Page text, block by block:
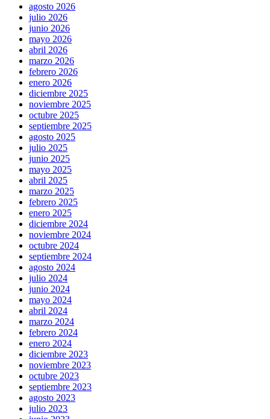
agosto 2026
julio 2026
junio 2026
mayo 2026
abril 2026
marzo 2026
febrero 2026
enero 2026
diciembre 2025
noviembre 2025
octubre 2025
septiembre 2025
agosto 2025
julio 2025
junio 2025
mayo 2025
abril 2025
marzo 2025
febrero 2025
enero 2025
diciembre 2024
noviembre 2024
octubre 2024
septiembre 2024
agosto 2024
julio 2024
junio 2024
mayo 2024
abril 2024
marzo 2024
febrero 2024
enero 2024
diciembre 2023
noviembre 2023
octubre 2023
septiembre 2023
agosto 2023
julio 2023